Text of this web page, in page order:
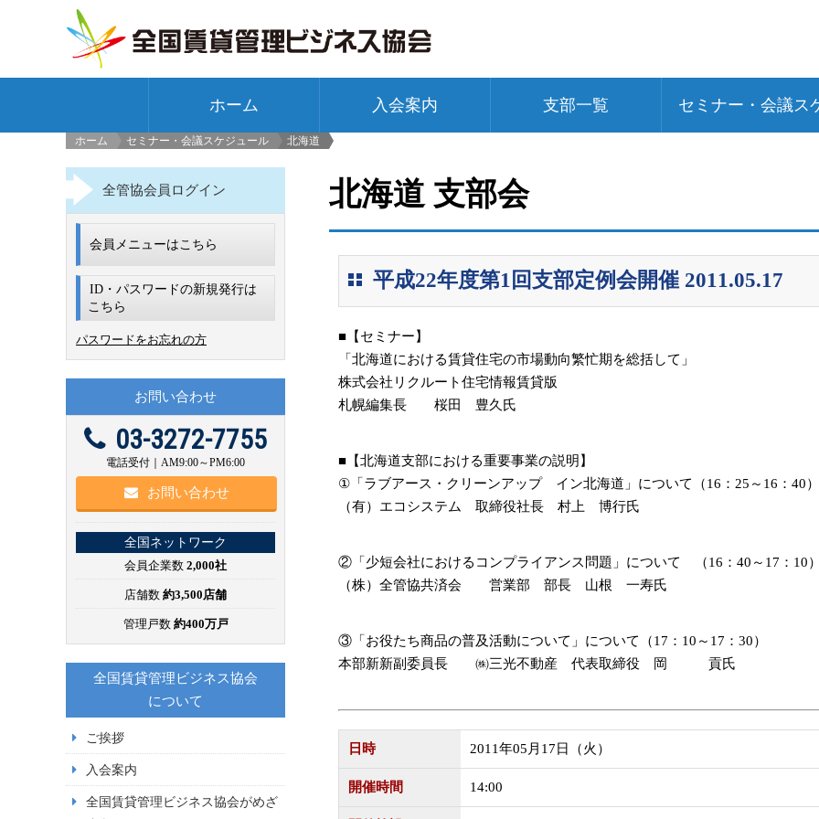
ホーム 入会案内 支部一覧 セミナー・会議ス
ホーム
セミナー・会議スケジュール
北海道
北海道 支部会
平成22年度第1回支部定例会開催 2011.05.17
■【セミナー】
「北海道における賃貸住宅の市場動向繁忙期を総括して」
株式会社リクルート住宅情報賃貸版
札幌編集長 桜田 豊久氏
■【北海道支部における重要事業の説明】
①「ラブアース・クリーンアップ イン北海道」について（16：25～16：40）
（有）エコシステム 取締役社長 村上 博行氏
②「少短会社におけるコンプライアンス問題」について （16：40～17：10
（株）全管協共済会 営業部 部長 山根 一寿氏
③「お役たち商品の普及活動について」について（17：10～17：30）
本部新新副委員長 ㈱三光不動産 代表取締役 岡 貢氏
日時 2011年05月17日（火）
開催時間 14:00
全管協会員ログイン
会員メニューはこちら
ID・パスワードの新規発行は
こちら
パスワードをお忘れの方
お問い合わせ
03-3272-7755
電話受付｜AM9:00～PM6:00
お問い合わせ
全国ネットワーク
会員企業数 2,000社
店舗数 約3,500店舗
管理戸数 約400万戸
全国賃貸管理ビジネス協会
について
ご挨拶
入会案内
全国賃貸管理ビジネス協会がめざ